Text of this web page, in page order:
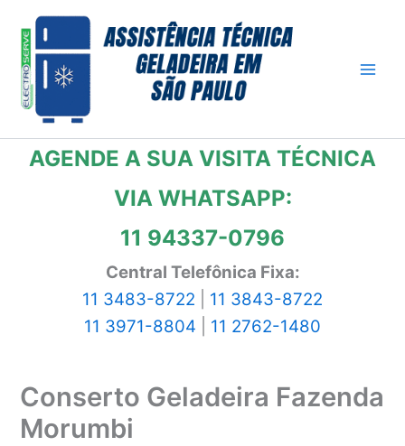
para
conteúdo
AGENDE A SUA VISITA TÉCNICA
VIA WHATSAPP:
11 94337-0796
Central Telefônica Fixa:
11 3483-8722
11 3843-8722
11 3971-8804
11 2762-1480
Conserto Geladeira Fazenda
Morumbi